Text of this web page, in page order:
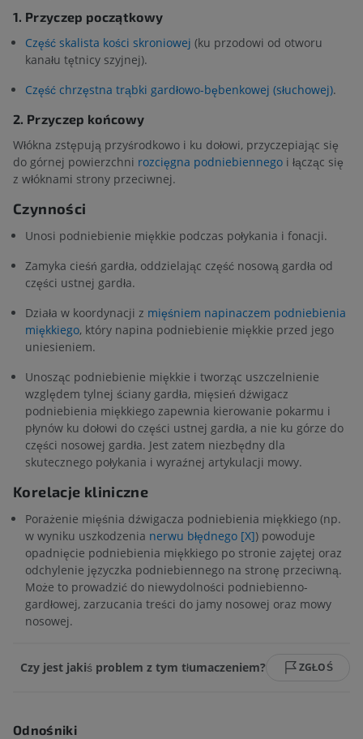
1. Przyczep początkowy
Część skalista kości skroniowej (ku przodowi od otworu
kanału tętnicy szyjnej).
Część chrzęstna trąbki gardłowo-bębenkowej (słuchowej).
2. Przyczep końcowy
Włókna zstępują przyśrodkowo i ku dołowi, przyczepiając się
do górnej powierzchni rozcięgna podniebiennego i łącząc się
z włóknami strony przeciwnej.
Czynności
Unosi podniebienie miękkie podczas połykania i fonacji.
Zamyka cieśń gardła, oddzielając część nosową gardła od
części ustnej gardła.
Działa w koordynacji z mięśniem napinaczem podniebienia
miękkiego, który napina podniebienie miękkie przed jego
uniesieniem.
Unosząc podniebienie miękkie i tworząc uszczelnienie
względem tylnej ściany gardła, mięsień dźwigacz
podniebienia miękkiego zapewnia kierowanie pokarmu i
płynów ku dołowi do części ustnej gardła, a nie ku górze do
części nosowej gardła. Jest zatem niezbędny dla
skutecznego połykania i wyraźnej artykulacji mowy.
Korelacje kliniczne
Porażenie mięśnia dźwigacza podniebienia miękkiego (np.
w wyniku uszkodzenia nerwu błędnego [X]) powoduje
opadnięcie podniebienia miękkiego po stronie zajętej oraz
odchylenie języczka podniebiennego na stronę przeciwną.
Może to prowadzić do niewydolności podniebienno-
gardłowej, zarzucania treści do jamy nosowej oraz mowy
nosowej.
Czy jest jakiś problem z tym tłumaczeniem? ZGŁOŚ
Odnośniki